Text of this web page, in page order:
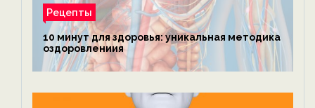
Рецепты
10 минут для здоровья: уникальная методика
оздоровлениия